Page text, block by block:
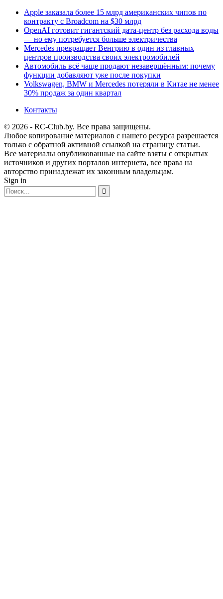
Apple заказала более 15 млрд американских чипов по
контракту с Broadcom на $30 млрд
OpenAI готовит гигантский дата-центр без расхода воды
— но ему потребуется больше электричества
Mercedes превращает Венгрию в один из главных
центров производства своих электромобилей
Автомобиль всё чаще продают незавершённым: почему
функции добавляют уже после покупки
Volkswagen, BMW и Mercedes потеряли в Китае не менее
30% продаж за один квартал
Контакты
© 2026 - RC-Club.by. Все права защищены.
Любое копирование материалов с нашего ресурса разрешается
только с обратной активной ссылкой на страницу статьи.
Все материалы опубликованные на сайте взяты с открытых
источников и других порталов интернета, все права на
авторство принадлежат их законным владельцам.
Sign in